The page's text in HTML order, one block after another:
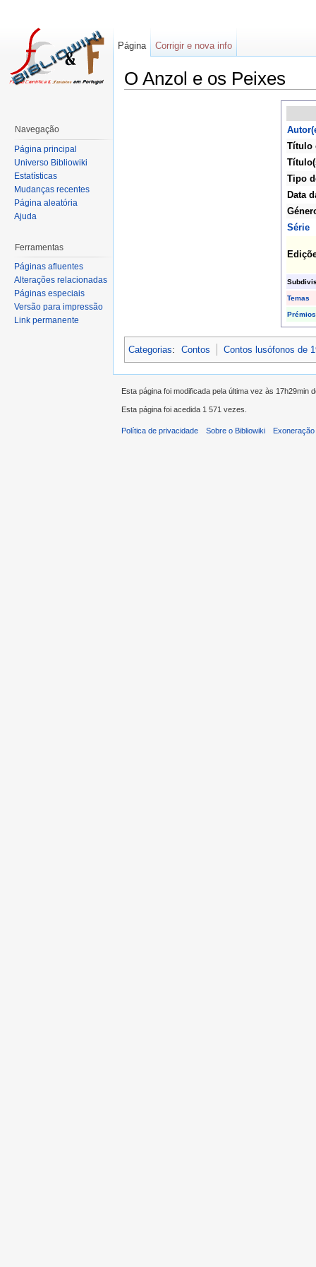
O Anzol e os Peixes
Título
Tipo
Data
Série
Temas
Prémios
Categorias: Contos Contos lusófonos de
Página Corrigir e nova info
Navegação
Página principal
Universo Bibliowiki
Estatísticas
Mudanças recentes
Página aleatória
Ajuda
Ferramentas
Páginas afluentes
Alterações relacionadas
Páginas especiais
Versão para impressão
Link permanente
Esta página foi modificada pela última vez às 17h29min
Esta página foi acedida 1 571 vezes.
Política de privacidade Sobre o Bibliowiki